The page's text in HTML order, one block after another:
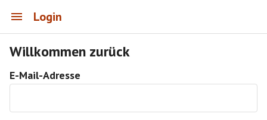
Login
Willkommen zurück
E-Mail-Adresse